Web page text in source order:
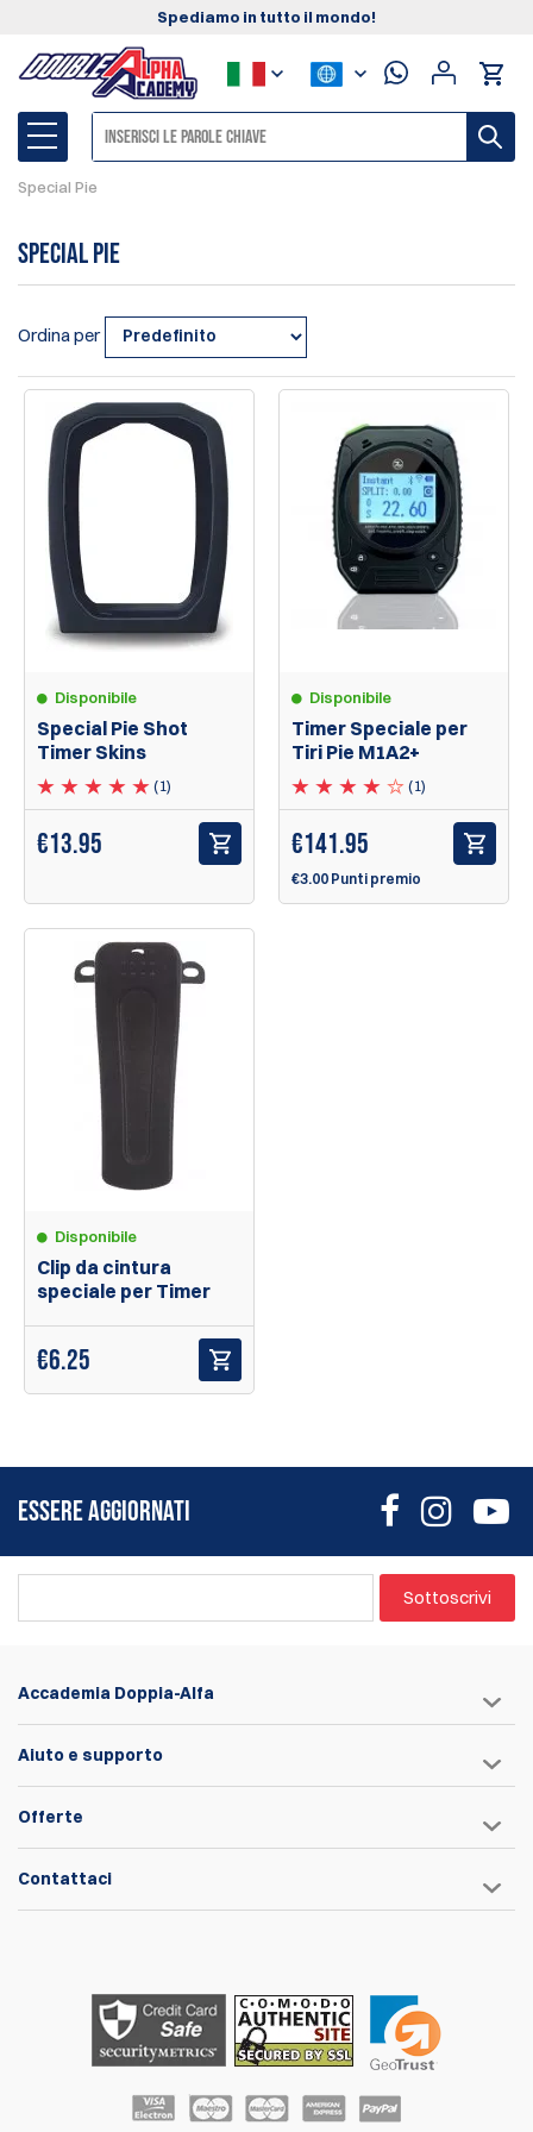
Spediamo in tutto il mondo!
Special Pie
Special Pie
Ordina per
Disponibile
Special Pie Shot
Timer Skins
(1)
€13.95
Disponibile
Timer Speciale per
Tiri Pie M1A2+
(1)
€141.95
€3.00 Punti premio
Disponibile
Clip da cintura
speciale per Timer
€6.25
ESSERE AGGIORNATI
Sottoscrivi
Accademia Doppia-Alfa
Aiuto e supporto
Offerte
Contattaci